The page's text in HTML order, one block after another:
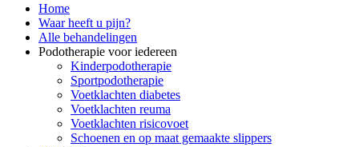
Home
Waar heeft u pijn?
Alle behandelingen
Podotherapie voor iedereen
Kinderpodotherapie
Sportpodotherapie
Voetklachten diabetes
Voetklachten reuma
Voetklachten risicovoet
Schoenen en op maat gemaakte slippers